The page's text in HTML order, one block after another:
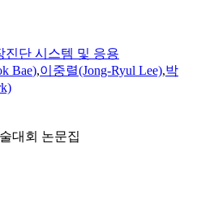
진단 시스템 및 응용
Bae),이중렬(Jong-Ryul Lee),박
대회 논문집